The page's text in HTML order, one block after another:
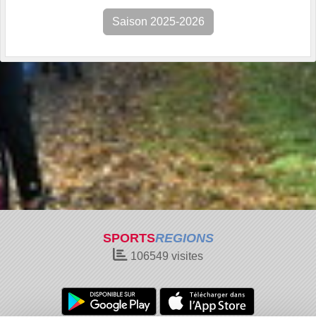
Saison 2025-2026
SPORTSREGIONS
106549 visites